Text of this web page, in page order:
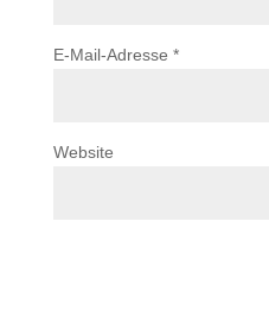
E-Mail-Adresse *
Website